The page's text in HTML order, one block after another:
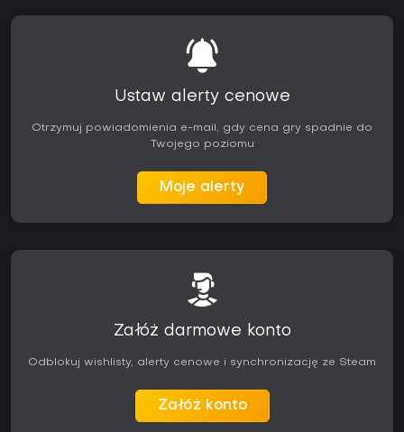
Ustaw alerty cenowe
Otrzymuj powiadomienia e-mail, gdy cena gry spadnie do
Twojego poziomu
Moje alerty
Załóż darmowe konto
Odblokuj wishlisty, alerty cenowe i synchronizację ze Steam
Załóż konto